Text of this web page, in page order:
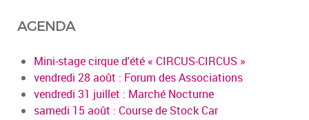
AGENDA
Mini-stage cirque d'été « CIRCUS-CIRCUS »
vendredi 28 août : Forum des Associations
vendredi 31 juillet : Marché Nocturne
samedi 15 août : Course de Stock Car